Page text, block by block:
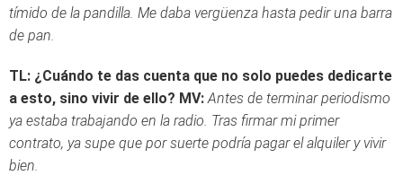
tímido de la pandilla. Me daba vergüenza hasta pedir una barra
de pan.
TL: ¿Cuándo te das cuenta que no solo puedes dedicarte
a esto, sino vivir de ello? MV: Antes de terminar periodismo
ya estaba trabajando en la radio. Tras firmar mi primer
contrato, ya supe que por suerte podría pagar el alquiler y vivir
bien.